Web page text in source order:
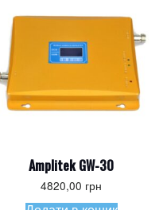
Amplitek GW-30
4820,00 грн